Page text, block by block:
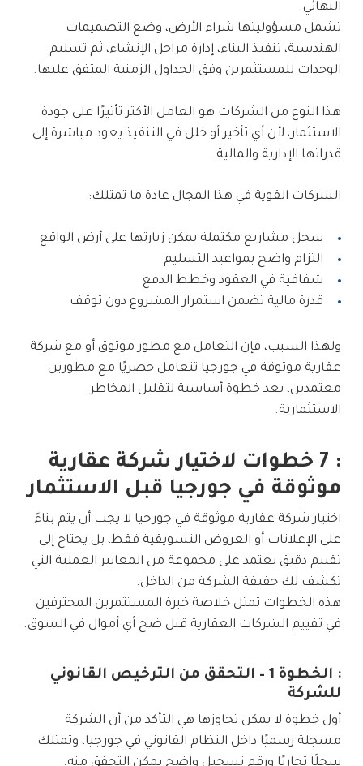
النهائي.
تشمل مسؤوليتها شراء الأرض، وضع التصميمات
الهندسية، تنفيذ البناء، إدارة مراحل الإنشاء، ثم تسليم
الوحدات للمستثمرين وفق الجداول الزمنية المتفق عليها.
هذا النوع من الشركات هو العامل الأكثر تأثيرًا على جودة
الاستثمار، لأن أي تأخير أو خلل في التنفيذ يعود مباشرة إلى
قدراتها الإدارية والمالية.
الشركات القوية في هذا المجال عادة ما تمتلك:
سجل مشاريع مكتملة يمكن زيارتها على أرض الواقع
التزام واضح بمواعيد التسليم
شفافية في العقود وخطط الدفع
قدرة مالية تضمن استمرار المشروع دون توقف
ولهذا السبب، فإن التعامل مع مطور موثوق أو مع شركة
عقارية موثوقة في جورجيا تتعامل حصريًا مع مطورين
معتمدين، يعد خطوة أساسية لتقليل المخاطر
الاستثمارية.
: 7 خطوات لاختيار شركة عقارية
موثوقة في جورجيا قبل الاستثمار
اختيارشركة عقارية موثوقة في جورجيالا يجب أن يتم بناءً
على الإعلانات أو العروض التسويقية فقط، بل يحتاج إلى
تقييم دقيق يعتمد على مجموعة من المعايير العملية التي
تكشف لك حقيقة الشركة من الداخل.
هذه الخطوات تمثل خلاصة خبرة المستثمرين المحترفين
في تقييم الشركات العقارية قبل ضخ أي أموال في السوق.
: الخطوة 1 – التحقق من الترخيص القانوني
للشركة
أول خطوة لا يمكن تجاوزها هي التأكد من أن الشركة
مسجلة رسميًا داخل النظام القانوني في جورجيا، وتمتلك
سجلًا تجاريًا ورقم تسجيل واضح يمكن التحقق منه.